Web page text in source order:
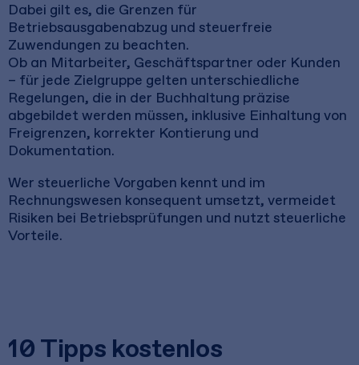
Dabei gilt es, die Grenzen für
Betriebsausgabenabzug und steuerfreie
Zuwendungen zu beachten.
Ob an Mitarbeiter, Geschäftspartner oder Kunden
– für jede Zielgruppe gelten unterschiedliche
Regelungen, die in der Buchhaltung präzise
abgebildet werden müssen, inklusive Einhaltung von
Freigrenzen, korrekter Kontierung und
Dokumentation.
Wer steuerliche Vorgaben kennt und im
Rechnungswesen konsequent umsetzt, vermeidet
Risiken bei Betriebsprüfungen und nutzt steuerliche
Vorteile.
10 Tipps kostenlos